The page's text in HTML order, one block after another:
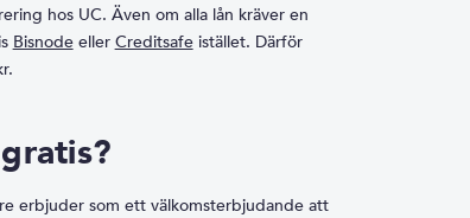
hos UC. Även om alla lån kräver en
Bisnodeeller Creditsafeistället. Därför
erbjuder som ett välkomsterbjudande att